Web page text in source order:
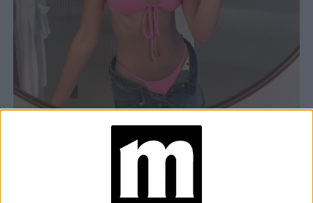
la Semana de la Alta Costura